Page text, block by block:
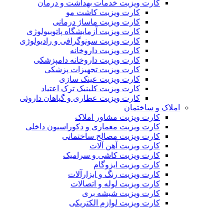
کارت ویزیت خدمات بهداشت و درمان
کارت ویزیت کاشت مو
کارت ویزیت ماساژ درمانی
کارت ویزیت آزمایشگاه پاتوبیولوژی
کارت ویزیت سونوگرافی و رادیولوژی
کارت ویزیت داروخانه
کارت ویزیت داروخانه دامپزشکی
کارت ویزیت تجهیزات پزشکی
کارت ویزیت عینک سازی
کارت ویزیت کلینیک ترک اعتیاد
کارت ویزیت عطاری و گیاهان داروئی
املاک و ساختمان
کارت ویزیت مشاور املاک
کارت ویزیت معماری و دکوراسیون داخلی
کارت ویزیت مصالح ساختمانی
کارت ویزیت آهن آلات
کارت ویزیت کاشی و سرامیک
کارت ویزیت ایزوگام
کارت ویزیت رنگ و ابزارآلات
کارت ویزیت لوله و اتصالات
کارت ویزیت شیشه بری
کارت ویزیت لوازم الکتریکی